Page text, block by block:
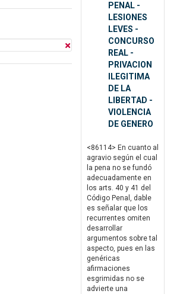
PENAL -
LESIONES
LEVES -
CONCURSO
REAL -
PRIVACION
ILEGITIMA
DE LA
LIBERTAD -
VIOLENCIA
DE GENERO
<86114> En cuanto al
agravio según el cual
la pena no se fundó
adecuadamente en
los arts. 40 y 41 del
Código Penal, dable
es señalar que los
recurrentes omiten
desarrollar
argumentos sobre tal
aspecto, pues en las
genéricas
afirmaciones
esgrimidas no se
advierte una